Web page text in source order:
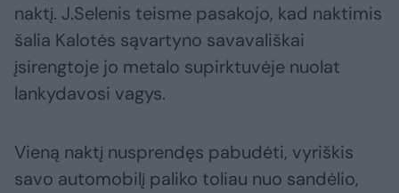
naktį. J.Selenis teisme pasakojo, kad naktimis
šalia Kalotės sąvartyno savavališkai
įsirengtoje jo metalo supirktuvėje nuolat
lankydavosi vagys.
Vieną naktį nusprendęs pabudėti, vyriškis
savo automobilį paliko toliau nuo sandėlio,